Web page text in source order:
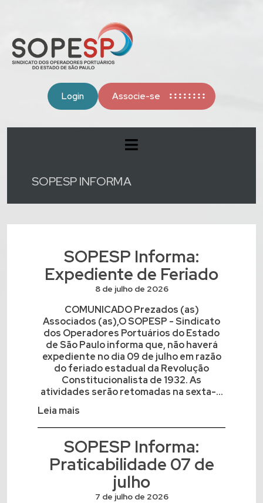
Login Associe-se
SOPESP INFORMA
SOPESP Informa:
Expediente de Feriado
8 de julho de 2026
COMUNICADO Prezados (as)
Associados (as),O SOPESP - Sindicato
dos Operadores Portuários do Estado
de São Paulo informa que, não haverá
expediente no dia 09 de julho em razão
do feriado estadual da Revolução
Constitucionalista de 1932. As
atividades serão retomadas na sexta-...
Leia mais
SOPESP Informa:
Praticabilidade 07 de
julho
7 de julho de 2026